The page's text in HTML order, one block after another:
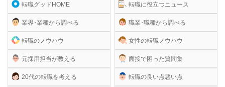
転職グッドHOME
業界･業種から調べる
転職のノウハウ
元採用担当が教える
20代の転職を考える
転職に役立つニュース
職業･職種から調べる
女性の転職ノウハウ
面接で困った質問集
転職の良い点悪い点